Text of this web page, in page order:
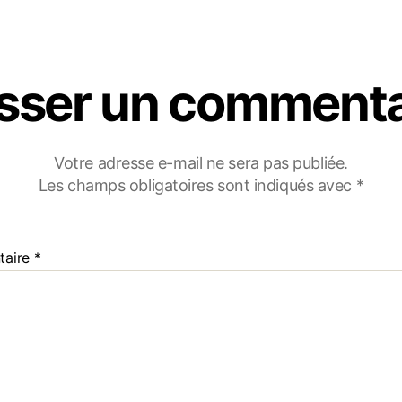
un
Votre adresse e-mail ne sera pas publiée.
Les champs obligatoires sont indiqués avec *
*